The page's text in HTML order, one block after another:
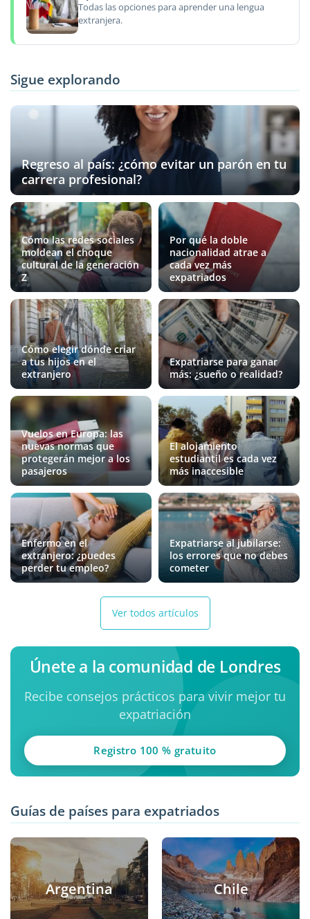
Todas las opciones para aprender una lengua
extranjera.
Sigue explorando
Regreso al país: ¿cómo evitar un parón en tu
carrera profesional?
Cómo las redes sociales
moldean el choque
cultural de la generación
Z
Por qué la doble
nacionalidad atrae a
cada vez más
expatriados
Cómo elegir dónde criar
a tus hijos en el
extranjero
Expatriarse para ganar
más: ¿sueño o realidad?
Vuelos en Europa: las
nuevas normas que
protegerán mejor a los
pasajeros
El alojamiento
estudiantil es cada vez
más inaccesible
Enfermo en el
extranjero: ¿puedes
perder tu empleo?
Expatriarse al jubilarse:
los errores que no debes
cometer
Ver todos artículos
Únete a la comunidad de Londres
Recibe consejos prácticos para vivir mejor tu
expatriación
Registro 100 % gratuito
Guías de países para expatriados
Argentina Chile